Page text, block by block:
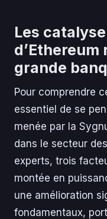
Les
d’Ethereum
grande
Pour comprendre
essentiel de se
menée par la
dans le secteur
experts, trois
montée en
une amélioration
fondamentaux,